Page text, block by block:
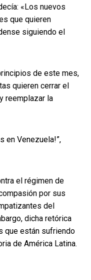
«Los nuevos
que quieren
siguiendo el
de este mes,
quieren cerrar el
reemplazar la
en Venezuela!”,
el régimen de
por sus
del
dicha retórica
que están sufriendo
de América Latina.